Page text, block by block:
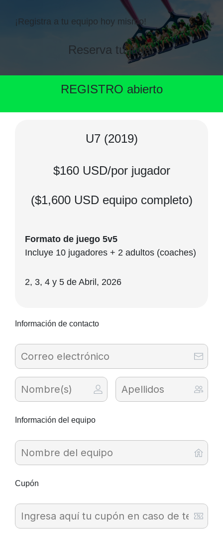
¡Registra a tu equipo hoy mismo!
Reserva tu lugar
REGISTRO abierto
U7 (2019)
$160 USD/por jugador
($1,600 USD equipo completo)
Formato de juego 5v5
Incluye 10 jugadores + 2 adultos (coaches)
2, 3, 4 y 5 de Abril, 2026
Información de contacto
Información del equipo
Cupón